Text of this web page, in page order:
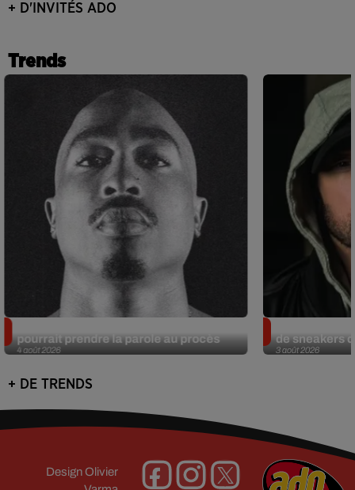
+ D'INVITÉS ADO
Trends
4 août 2026
pourrait prendre la parole au procès
3 août 2026
de sneakers
+ DE TRENDS
Design Olivier